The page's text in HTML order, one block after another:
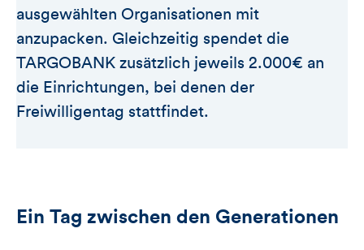
ausgewählten Organisationen mit
anzupacken. Gleichzeitig spendet die
TARGOBANK zusätzlich jeweils 2.000€ an
die Einrichtungen, bei denen der
Freiwilligentag stattfindet.
Ein Tag zwischen den Generationen